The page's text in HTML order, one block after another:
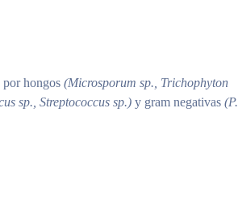
por hongos (Microsporum sp., Trichophyton
sp., Streptococcus sp.) y gram negativas (P.